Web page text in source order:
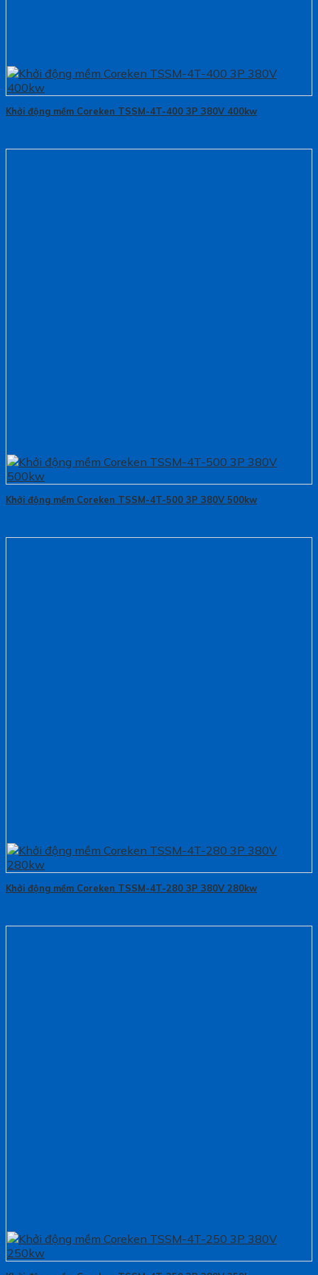
Khởi động mềm Coreken TSSM-4T-400 3P 380V 400kw
Khởi động mềm Coreken TSSM-4T-500 3P 380V 500kw
Khởi động mềm Coreken TSSM-4T-280 3P 380V 280kw